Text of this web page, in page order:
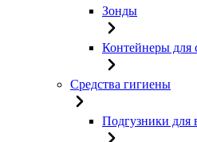
Зонды
Контейнеры для
Средства гигиены
Подгузники для